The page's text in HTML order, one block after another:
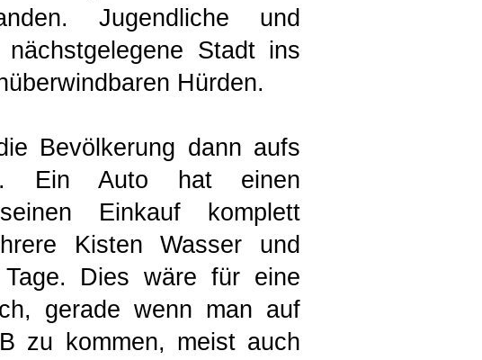
Jugendliche und
Stadt ins
Hürden.
Bevölkerung dann aufs
Ein Auto hat einen
Einkauf komplett
Kisten Wasser und
Dies wäre für eine
gerade wenn man auf
zu kommen, meist auch